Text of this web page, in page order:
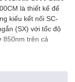
là thiết kế để
kiểu kết nối SC-
(SX) với tốc độ
850nm trên cả
khả năng được sử